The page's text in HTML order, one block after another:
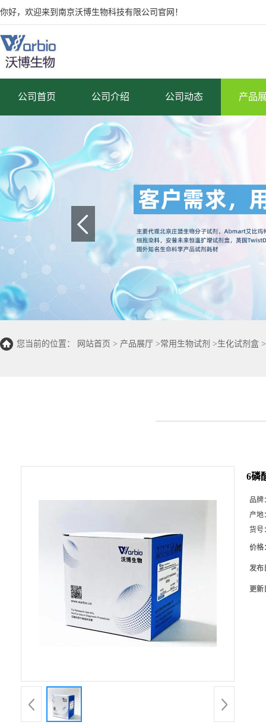
你好，欢迎来到南京沃博生物科技有限公司官网！
公司首页 公司介绍 公司动态 产品
您当前的位置： 网站首页 > 产品展厅 >常用生物试剂 >生化试剂盒 >
6磷
品牌
产地
货号
价格
发布
更新